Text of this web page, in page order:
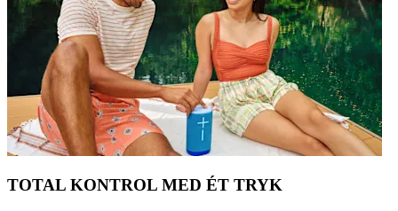
TOTAL KONTROL MED ÉT TRYK